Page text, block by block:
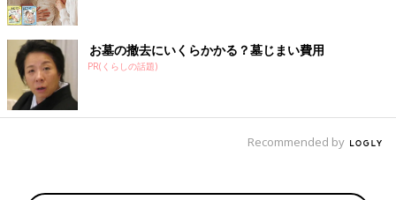
ほうに流れ込むことがあります。この場合も痰と同様の症状が現
れます。あお向けに寝ているときに痰が絡む原因は、鼻水のこと
が多いです。
●アレルギーによる痰
ハウスダスト、ダニ、花粉、ペットの毛、特定の食品などのアレ
ルゲンを体外に排出しようとするときも痰が増えます。せきや鼻
お墓の撤去にいくらかかる？墓じまい費用
PR(くらしの話題)
Recommended by